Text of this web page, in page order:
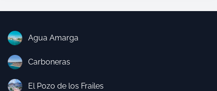
Agua Amarga
Carboneras
El Pozo de los Frailes